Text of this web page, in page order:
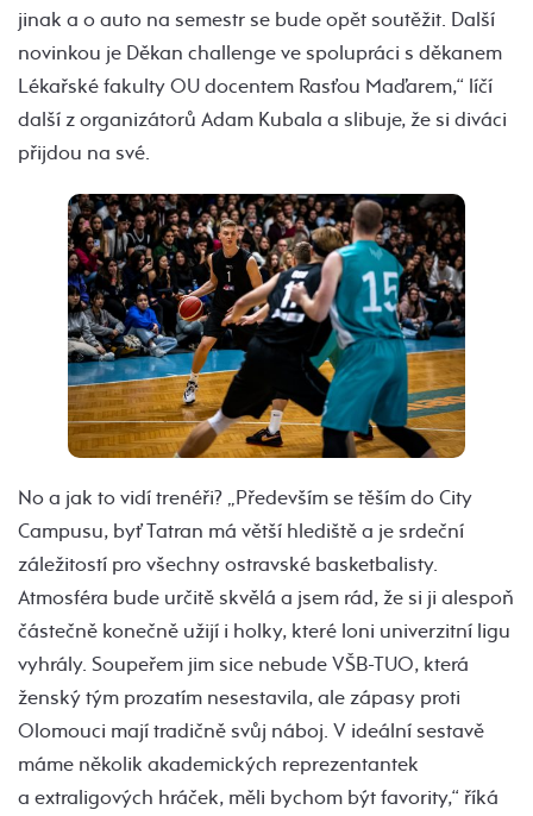
jinak a o auto na semestr se bude opět soutěžit. Další
novinkou je Děkan challenge ve spolupráci s děkanem
Lékařské fakulty OU docentem Rasťou Maďarem,“ líčí
další z organizátorů Adam Kubala a slibuje, že si diváci
přijdou na své.
No a jak to vidí trenéři? „Především se těším do City
Campusu, byť Tatran má větší hlediště a je srdeční
záležitostí pro všechny ostravské basketbalisty.
Atmosféra bude určitě skvělá a jsem rád, že si ji alespoň
částečně konečně užijí i holky, které loni univerzitní ligu
vyhrály. Soupeřem jim sice nebude VŠB-TUO, která
ženský tým prozatím nesestavila, ale zápasy proti
Olomouci mají tradičně svůj náboj. V ideální sestavě
máme několik akademických reprezentantek
a extraligových hráček, měli bychom být favority,“ říká